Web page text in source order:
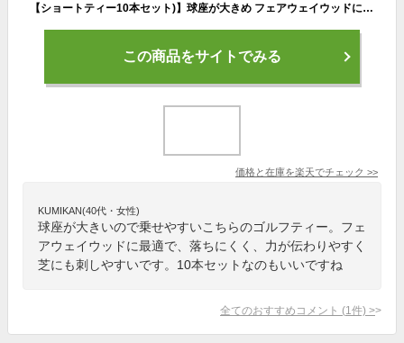
【ショートティー10本セット)】球座が大きめ フェアウェイウッドに最適 ゴルフ ティー 練習 イメトレ お父さん お母さん ゴルフ 祖父母 祝 誕生日 ゴルフ 用 ティー ボールが乗せやすい ■ウッド専用【送料無料】
この商品をサイトでみる
価格と在庫を楽天でチェック >>
KUMIKAN(40代・女性)
球座が大きいので乗せやすいこちらのゴルフティー。フェ
アウェイウッドに最適で、落ちにくく、力が伝わりやすく
芝にも刺しやすいです。10本セットなのもいいですね
全てのおすすめコメント (1 件) >